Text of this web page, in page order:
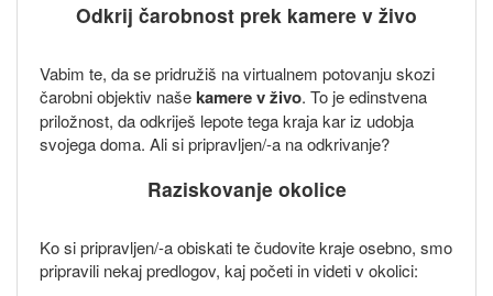
Odkrij čarobnost prek kamere v živo
Vabim te, da se pridružiš na virtualnem potovanju skozi
čarobni objektiv našekamere v živo. To je edinstvena
priložnost, da odkriješ lepote tega kraja kar iz udobja
svojega doma. Ali si pripravljen/-a na odkrivanje?
Raziskovanje okolice
Ko si pripravljen/-a obiskati te čudovite kraje osebno, smo
pripravili nekaj predlogov, kaj početi in videti v okolici: